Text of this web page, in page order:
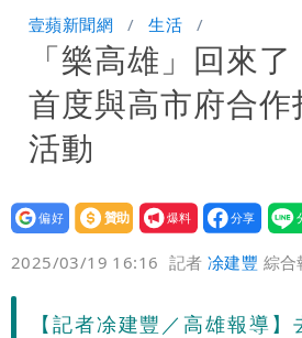
慧芝：今年的送立院
穿中國貨內褲逛街「
OL哀號：在同事眼前
壹蘋新聞網 生活
「樂高雄」回
首度與高市府合
活動
設為
贊助
我要
爆料
2025/03/19 16:16 記者凃建豐 綜合
【記者凃建豐／高雄報導